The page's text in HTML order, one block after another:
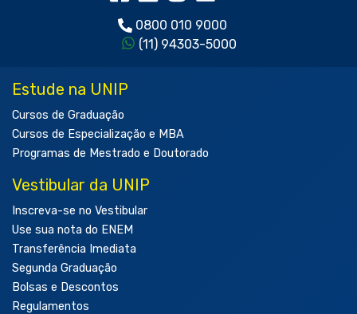
0800 010 9000
(11) 94303-5000
Estude na UNIP
Cursos de Graduação
Cursos de Especialização e MBA
Programas de Mestrado e Doutorado
Vestibular da UNIP
Inscreva-se no Vestibular
Use sua nota do ENEM
Transferência Imediata
Segunda Graduação
Bolsas e Descontos
Regulamentos